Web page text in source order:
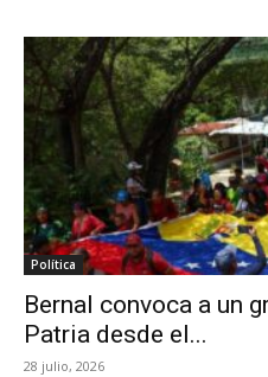
Política
Bernal convoca a un
Patria desde el...
28 julio, 2026